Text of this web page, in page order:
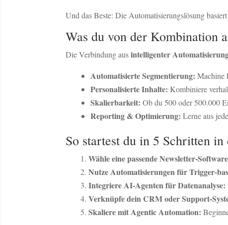
Und das Beste: Die Automatisierungslösung
Was du von der Kombination
Die Verbindung ausintelligenter
Automatisierte Segmentierung: Machine
Personalisierte Inhalte: Kombiniere
Skalierbarkeit: Ob du 500 oder 500.000
Reporting & Optimierung: Lerne aus
So startest du in 5 Schritten
Wähle eine passende Newsletter-
Nutze Automatisierungen für Trigger-
Integriere AI-Agenten für Datenanalyse:
Verknüpfe dein CRM oder Support-
Skaliere mit Agentic Automation: